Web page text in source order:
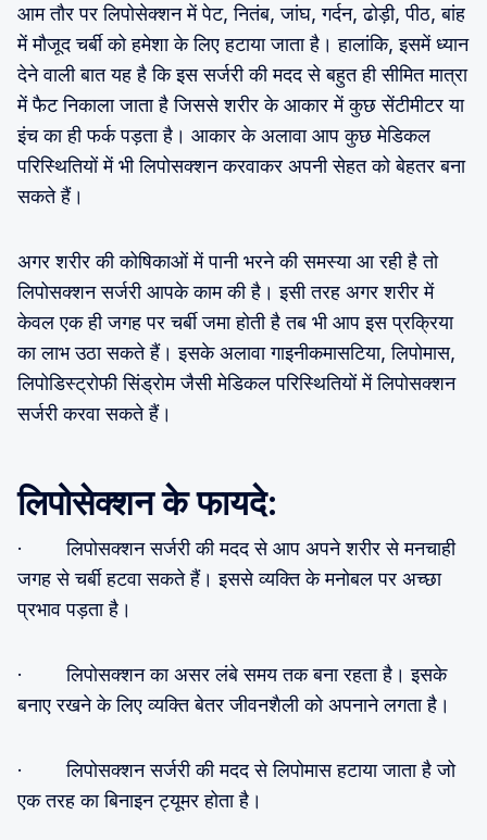
आम तौर पर लिपोसेक्शन में पेट, नितंब, जांघ, गर्दन, ढोड़ी, पीठ, बांह
में मौजूद चर्बी को हमेशा के लिए हटाया जाता है। हालांकि, इसमें ध्यान
देने वाली बात यह है कि इस सर्जरी की मदद से बहुत ही सीमित मात्रा
में फैट निकाला जाता है जिससे शरीर के आकार में कुछ सेंटीमीटर या
इंच का ही फर्क पड़ता है। आकार के अलावा आप कुछ मेडिकल
परिस्थितियों में भी लिपोसक्शन करवाकर अपनी सेहत को बेहतर बना
सकते हैं।
अगर शरीर की कोषिकाओं में पानी भरने की समस्या आ रही है तो
लिपोसक्शन सर्जरी आपके काम की है। इसी तरह अगर शरीर में
केवल एक ही जगह पर चर्बी जमा होती है तब भी आप इस प्रक्रिया
का लाभ उठा सकते हैं। इसके अलावा गाइनीकमासटिया, लिपोमास,
लिपोडिस्ट्रोफी सिंड्रोम जैसी मेडिकल परिस्थितियों में लिपोसक्शन
सर्जरी करवा सकते हैं।
लिपोसेक्शन के फायदे:
· लिपोसक्शन सर्जरी की मदद से आप अपने शरीर से मनचाही
जगह से चर्बी हटवा सकते हैं। इससे व्यक्ति के मनोबल पर अच्छा
प्रभाव पड़ता है।
· लिपोसक्शन का असर लंबे समय तक बना रहता है। इसके
बनाए रखने के लिए व्यक्ति बेतर जीवनशैली को अपनाने लगता है।
· लिपोसक्शन सर्जरी की मदद से लिपोमास हटाया जाता है जो
एक तरह का बिनाइन ट्यूमर होता है।